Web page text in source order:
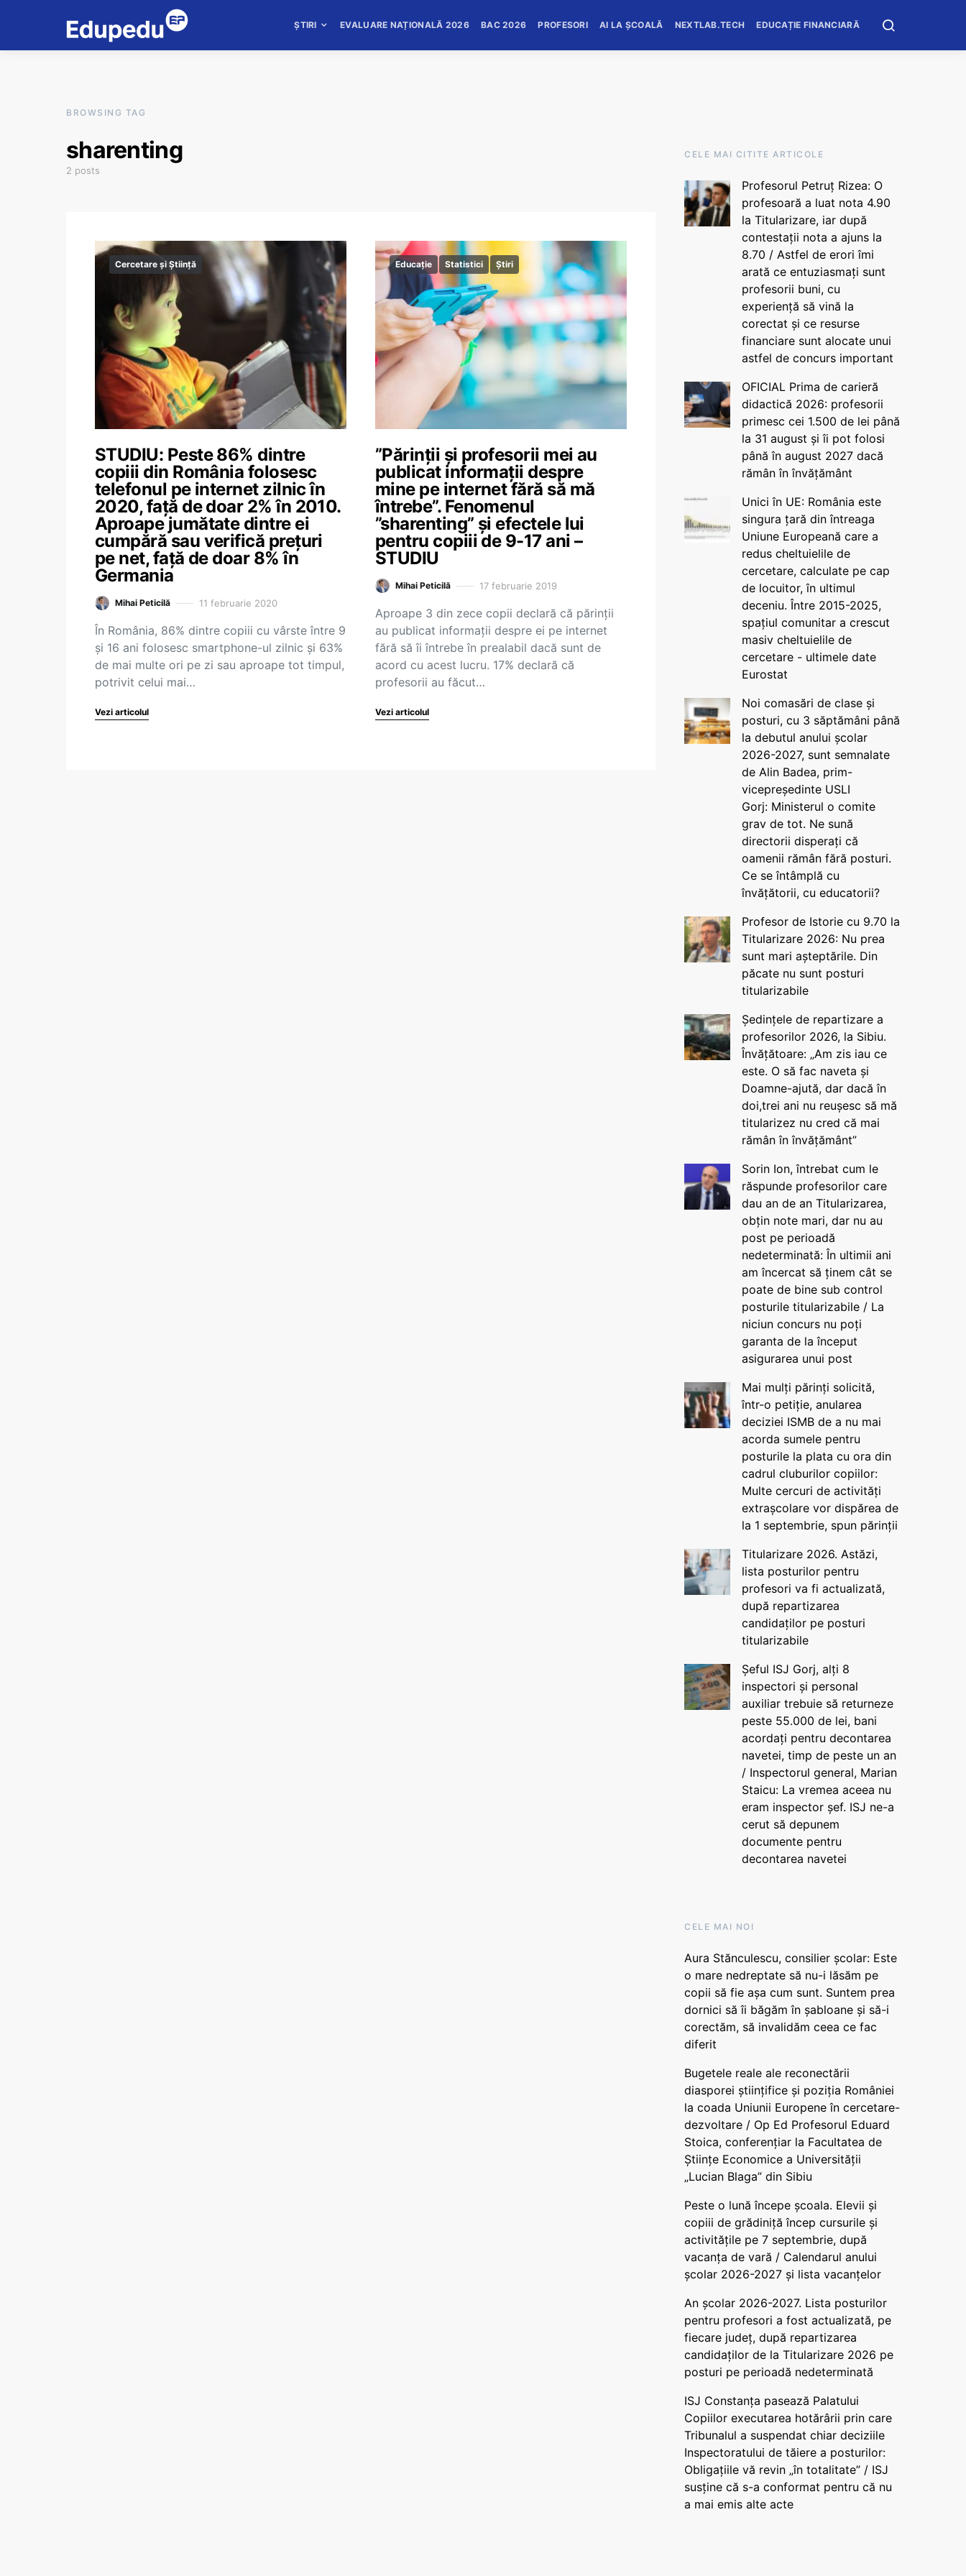
ȘTIRI EVALUARE NAȚIONALĂ 2026 BAC 2026 PROFESORI AI LA ȘCOALĂ NEXTLAB.TECH EDUCAȚIE FINANCIARĂ
BROWSING TAG
sharenting
2 posts
Cercetare și Știință
STUDIU: Peste 86% dintre
copiii din România folosesc
telefonul pe internet zilnic în
2020, față de doar 2% în 2010.
Aproape jumătate dintre ei
cumpără sau verifică prețuri
pe net, față de doar 8% în
Germania
Mihai Peticilă 11 februarie 2020
În România, 86% dintre copiii cu vârste între 9
și 16 ani folosesc smartphone-ul zilnic și 63%
de mai multe ori pe zi sau aproape tot timpul,
potrivit celui mai…
Vezi articolul
Educație Statistici Știri
”Părinții și profesorii mei au
publicat informații despre
mine pe internet fără să mă
întrebe”. Fenomenul
”sharenting” și efectele lui
pentru copiii de 9-17 ani –
STUDIU
Mihai Peticilă 17 februarie 2019
Aproape 3 din zece copii declară că părinții
au publicat informații despre ei pe internet
fără să îi întrebe în prealabil dacă sunt de
acord cu acest lucru. 17% declară că
profesorii au făcut…
Vezi articolul
CELE MAI CITITE ARTICOLE
Profesorul Petruț Rizea: O
profesoară a luat nota 4.90
la Titularizare, iar după
contestații nota a ajuns la
8.70 / Astfel de erori îmi
arată ce entuziasmați sunt
profesorii buni, cu
experiență să vină la
corectat și ce resurse
financiare sunt alocate unui
astfel de concurs important
OFICIAL Prima de carieră
didactică 2026: profesorii
primesc cei 1.500 de lei până
la 31 august și îi pot folosi
până în august 2027 dacă
rămân în învățământ
Unici în UE: România este
singura țară din întreaga
Uniune Europeană care a
redus cheltuielile de
cercetare, calculate pe cap
de locuitor, în ultimul
deceniu. Între 2015-2025,
spațiul comunitar a crescut
masiv cheltuielile de
cercetare - ultimele date
Eurostat
Noi comasări de clase și
posturi, cu 3 săptămâni până
la debutul anului școlar
2026-2027, sunt semnalate
de Alin Badea, prim-
vicepreședinte USLI
Gorj: Ministerul o comite
grav de tot. Ne sună
directorii disperați că
oamenii rămân fără posturi.
Ce se întâmplă cu
învățătorii, cu educatorii?
Profesor de Istorie cu 9.70 la
Titularizare 2026: Nu prea
sunt mari așteptările. Din
păcate nu sunt posturi
titularizabile
Ședințele de repartizare a
profesorilor 2026, la Sibiu.
Învățătoare: „Am zis iau ce
este. O să fac naveta și
Doamne-ajută, dar dacă în
doi,trei ani nu reușesc să mă
titularizez nu cred că mai
rămân în învățământ”
Sorin Ion, întrebat cum le
răspunde profesorilor care
dau an de an Titularizarea,
obțin note mari, dar nu au
post pe perioadă
nedeterminată: În ultimii ani
am încercat să ținem cât se
poate de bine sub control
posturile titularizabile / La
niciun concurs nu poți
garanta de la început
asigurarea unui post
Mai mulți părinți solicită,
într-o petiție, anularea
deciziei ISMB de a nu mai
acorda sumele pentru
posturile la plata cu ora din
cadrul cluburilor copiilor:
Multe cercuri de activități
extrașcolare vor dispărea de
la 1 septembrie, spun părinții
Titularizare 2026. Astăzi,
lista posturilor pentru
profesori va fi actualizată,
după repartizarea
candidaților pe posturi
titularizabile
Șeful ISJ Gorj, alți 8
inspectori și personal
auxiliar trebuie să returneze
peste 55.000 de lei, bani
acordați pentru decontarea
navetei, timp de peste un an
/ Inspectorul general, Marian
Staicu: La vremea aceea nu
eram inspector șef. ISJ ne-a
cerut să depunem
documente pentru
decontarea navetei
CELE MAI NOI
Aura Stănculescu, consilier școlar: Este
o mare nedreptate să nu-i lăsăm pe
copii să fie așa cum sunt. Suntem prea
dornici să îi băgăm în șabloane și să-i
corectăm, să invalidăm ceea ce fac
diferit
Bugetele reale ale reconectării
diasporei științifice și poziția României
la coada Uniunii Europene în cercetare-
dezvoltare / Op Ed Profesorul Eduard
Stoica, conferențiar la Facultatea de
Științe Economice a Universității
„Lucian Blaga” din Sibiu
Peste o lună începe școala. Elevii și
copiii de grădiniță încep cursurile și
activitățile pe 7 septembrie, după
vacanța de vară / Calendarul anului
școlar 2026-2027 și lista vacanțelor
An școlar 2026-2027. Lista posturilor
pentru profesori a fost actualizată, pe
fiecare județ, după repartizarea
candidaților de la Titularizare 2026 pe
posturi pe perioadă nedeterminată
ISJ Constanța pasează Palatului
Copiilor executarea hotărârii prin care
Tribunalul a suspendat chiar deciziile
Inspectoratului de tăiere a posturilor:
Obligațiile vă revin „în totalitate” / ISJ
susține că s-a conformat pentru că nu
a mai emis alte acte